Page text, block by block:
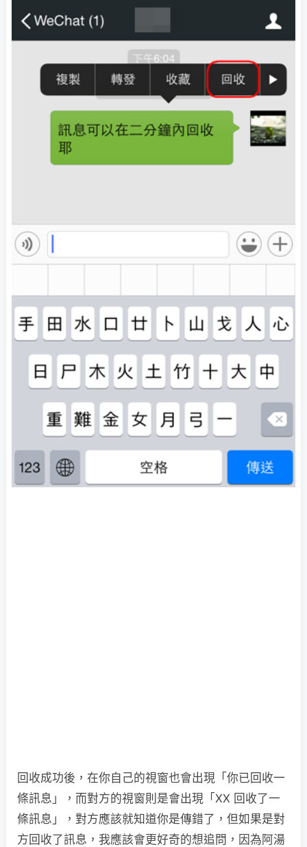
回收成功後，在你自己的視窗也會出現「你已回收一
條訊息」，而對方的視窗則是會出現「XX 回收了一
條訊息」，對方應該就知道你是傳錯了，但如果是對
方回收了訊息，我應該會更好奇的想追問，因為阿湯